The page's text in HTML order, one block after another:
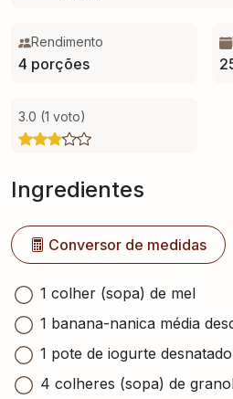
Rendimento
4 porções
3.0 (1 voto)
Ingredientes
Conversor de medidas
1 colher (sopa) de mel
1 banana-nanica média
1 pote de iogurte desnatado
4 colheres (sopa) de